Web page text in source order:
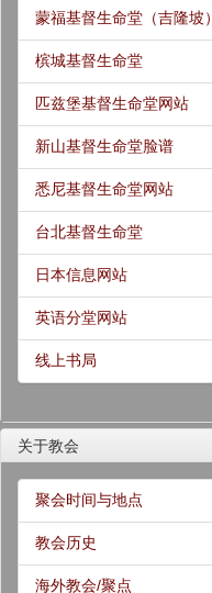
蒙福基督生命堂（吉隆坡）
槟城基督生命堂
匹兹堡基督生命堂网站
新山基督生命堂脸谱
悉尼基督生命堂网站
台北基督生命堂
日本信息网站
英语分堂网站
线上书局
关于教会
聚会时间与地点
教会历史
海外教会/聚点